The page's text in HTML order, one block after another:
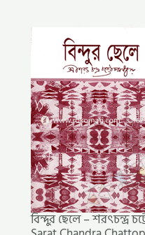
বিন্দুর ছেলে – শরৎচন্দ্র